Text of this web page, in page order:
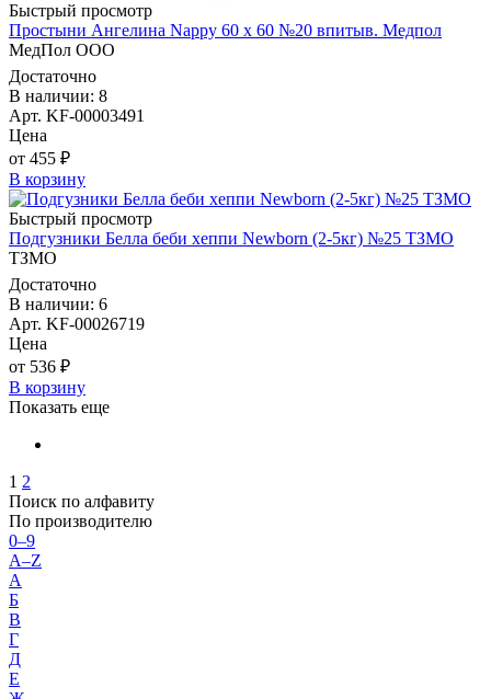
Быстрый просмотр
Простыни Ангелина Nappy 60 х 60 №20 впитыв. Медпол
МедПол ООО
Достаточно
В наличии: 8
Арт. KF-00003491
Цена
от 455 ₽
В корзину
Быстрый просмотр
Подгузники Белла беби хеппи Newborn (2-5кг) №25 ТЗМО
ТЗМО
Достаточно
В наличии: 6
Арт. KF-00026719
Цена
от 536 ₽
В корзину
Показать еще
1 2
Поиск по алфавиту
По производителю
0–9
A–Z
А
Б
В
Г
Д
Е